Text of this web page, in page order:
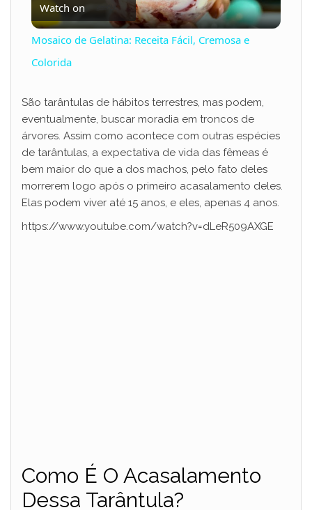
l
y
V
i
d
Watch on
Mosaico de Gelatina: Receita Fácil, Cremosa e
Colorida
São tarântulas de hábitos terrestres, mas podem,
eventualmente, buscar moradia em troncos de
árvores. Assim como acontece com outras espécies
de tarântulas, a expectativa de vida das fêmeas é
bem maior do que a dos machos, pelo fato deles
morrerem logo após o primeiro acasalamento deles.
Elas podem viver até 15 anos, e eles, apenas 4 anos.
https://www.youtube.com/watch?v=dLeR509AXGE
Como É O Acasalamento
Dessa Tarântula?